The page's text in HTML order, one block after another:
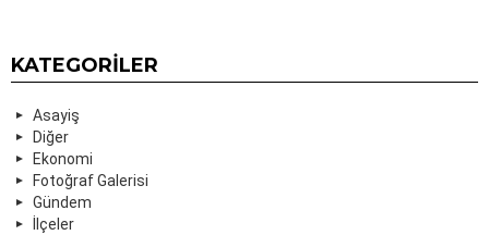
KATEGORILER
Asayiş
Diğer
Ekonomi
Fotoğraf Galerisi
Gündem
İlçeler